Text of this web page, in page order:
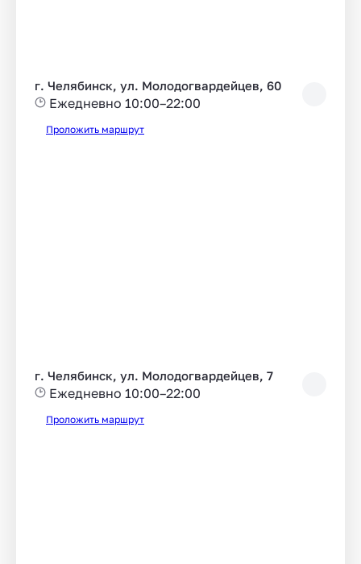
г. Челябинск, ул. Молодогвардейцев, 60
Ежедневно 10:00–22:00
Проложить маршрут
г. Челябинск, ул. Молодогвардейцев, 7
Ежедневно 10:00–22:00
Проложить маршрут